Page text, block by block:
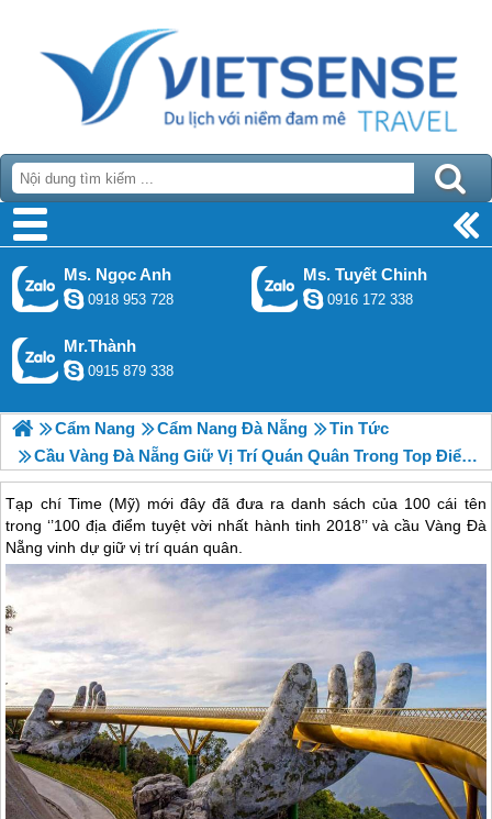
Ms. Ngọc Anh
0918 953 728
Ms. Tuyết Chinh
0916 172 338
Mr.Thành
0915 879 338
Cẩm Nang Cẩm Nang Đà Nẵng
Tin Tức
Cầu Vàng Đà Nẵng Giữ Vị Trí Quán Quân Trong Top Điểm Đến
Tạp chí Time (Mỹ) mới đây đã đưa ra danh sách của 100 cái tên
trong ‘’100 địa điểm tuyệt vời nhất hành tinh 2018’’ và cầu Vàng Đà
Nẵng vinh dự giữ vị trí quán quân.